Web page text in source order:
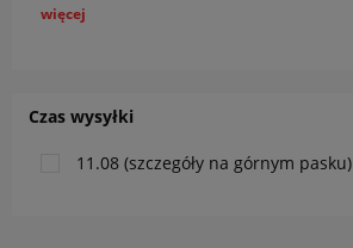
więcej
Czas wysyłki
11.08 (szczegóły na górnym pasku)